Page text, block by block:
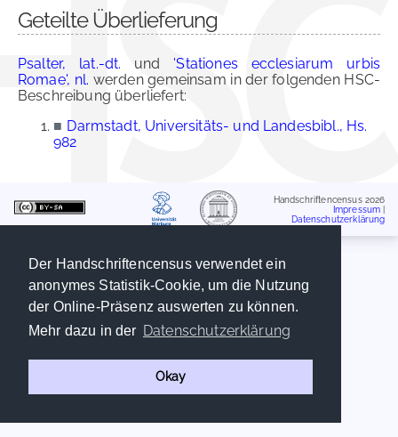
Der Handschriftencensus verwendet ein
anonymes Statistik-Cookie, um die Nutzung
der Online-Präsenz auswerten zu können.
Mehr dazu in der Datenschutzerklärung
Okay
Geteilte Überlieferung
Psalter, lat.-dt. und 'Stationes ecclesiarum urbis
Romae', nl. werden gemeinsam in der folgenden HSC-
Beschreibung überliefert:
■ Darmstadt, Universitäts- und Landesbibl., Hs.
982
Handschriftencensus 2026
Impressum
Datenschutzerklärung